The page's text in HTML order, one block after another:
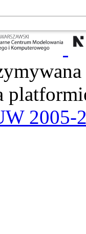
2005-